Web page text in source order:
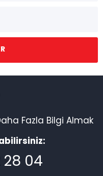
Fazla Bilgi Almak
28 04